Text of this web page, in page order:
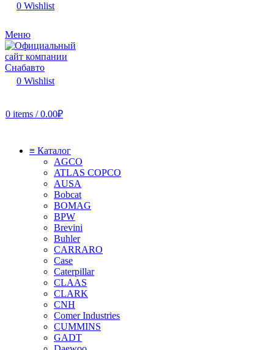
0 Wishlist
Меню
0 Wishlist
0 items / 0.00₽
≡ Каталог
AGCO
ATLAS COPCO
AUSA
Bobcat
BOMAG
BPW
Brevini
Buhler
CARRARO
Case
Caterpillar
CLAAS
CLARK
CNH
Comer Industries
CUMMINS
GADT